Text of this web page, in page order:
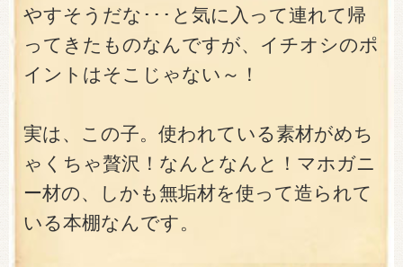
やすそうだな･･･と気に入って連れて帰
ってきたものなんですが、イチオシのポ
イントはそこじゃない～！
実は、この子。使われている素材がめち
ゃくちゃ贅沢！なんとなんと！マホガニ
ー材の、しかも無垢材を使って造られて
いる本棚なんです。